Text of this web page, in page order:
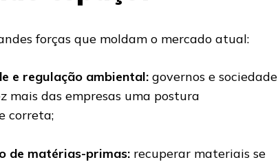
forças que moldam o mercado atual:
e regulação ambiental: governos e sociedade
mais das empresas uma postura
correta;
de matérias-primas: recuperar materiais se